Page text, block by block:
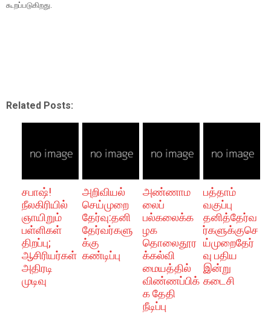
கூறப்படுகிறது.
Related Posts:
சபாஷ்!
நீலகிரியில்
ஞாயிறும்
பள்ளிகள்
திறப்பு;
ஆசிரியர்கள்
அதிரடி
முடிவு
அறிவியல்
செய்முறை
தேர்வு:தனி
தேர்வர்களு
க்கு
கண்டிப்பு
அண்ணாம
லைப்
பல்கலைக்க
ழக
தொலைதூர
க்கல்வி
மையத்தில்
விண்ணப்பிக்
க தேதி
நீடிப்பு
பத்தாம்
வகுப்பு
தனித்தேர்வ
ர்களுக்குசெ
ய்முறைதேர்
வு பதிய
இன்று
கடைசி